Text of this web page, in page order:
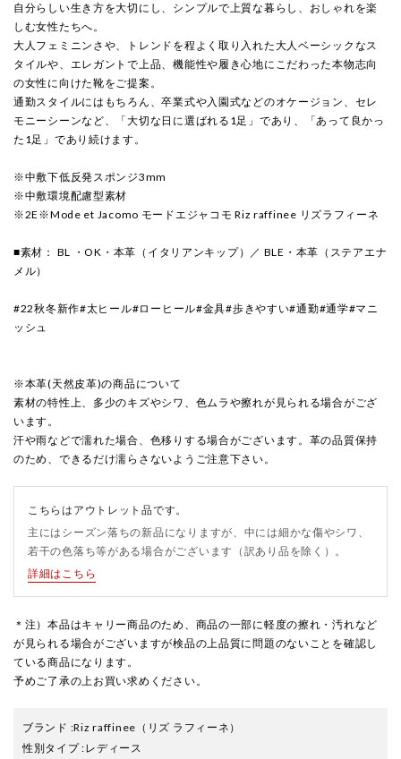
自分らしい生き方を大切にし、シンプルで上質な暮らし、おしゃれを楽
しむ女性たちへ。
大人フェミニンさや、トレンドを程よく取り入れた大人ベーシックなス
タイルや、エレガントで上品、機能性や履き心地にこだわった本物志向
の女性に向けた靴をご提案。
通勤スタイルにはもちろん、卒業式や入園式などのオケージョン、セレ
モニーシーンなど、「大切な日に選ばれる1足」であり、「あって良かっ
た1足」であり続けます。
※中敷下低反発スポンジ3mm
※中敷環境配慮型素材
※2E※Mode et Jacomo モードエジャコモ Riz raffinee リズラフィーネ
■素材： BL ・OK・本革（イタリアンキップ）／ BLE・本革（ステアエナ
メル）
#22秋冬新作#太ヒール#ローヒール#金具#歩きやすい#通勤#通学#マニ
ッシュ
※本革(天然皮革)の商品について
素材の特性上、多少のキズやシワ、色ムラや擦れが見られる場合がござ
います。
汗や雨などで濡れた場合、色移りする場合がございます。革の品質保持
のため、できるだけ濡らさないようご注意下さい。
こちらはアウトレット品です。
主にはシーズン落ちの新品になりますが、中には細かな傷やシワ、
若干の色落ち等がある場合がございます（訳あり品を除く）。
詳細はこちら
＊注）本品はキャリー商品のため、商品の一部に軽度の擦れ・汚れなど
が見られる場合がございますが検品の上品質に問題のないことを確認し
ている商品になります。
予めご了承の上お買い求めください。
ブランド :Riz raffinee （リズ ラフィーネ）
性別タイプ:レディース